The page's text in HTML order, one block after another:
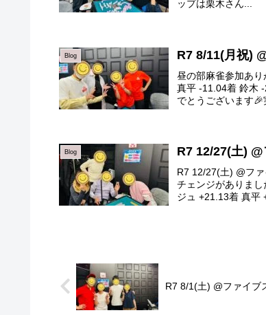
ップは栗木さん...
Blog R7 8/11(月祝)
昼の部麻雀参加あ
真平 -11.04着 鈴木
でとうございます🎉
Blog R7 12/27(土)
R7 12/27(土) @フ
チェンジがありま
ジュ +21.13着 真平
R7 8/1(土) @ファイブ